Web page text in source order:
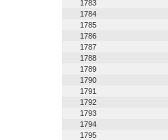
1783
1784
1785
1786
1787
1788
1789
1790
1791
1792
1793
1794
1795